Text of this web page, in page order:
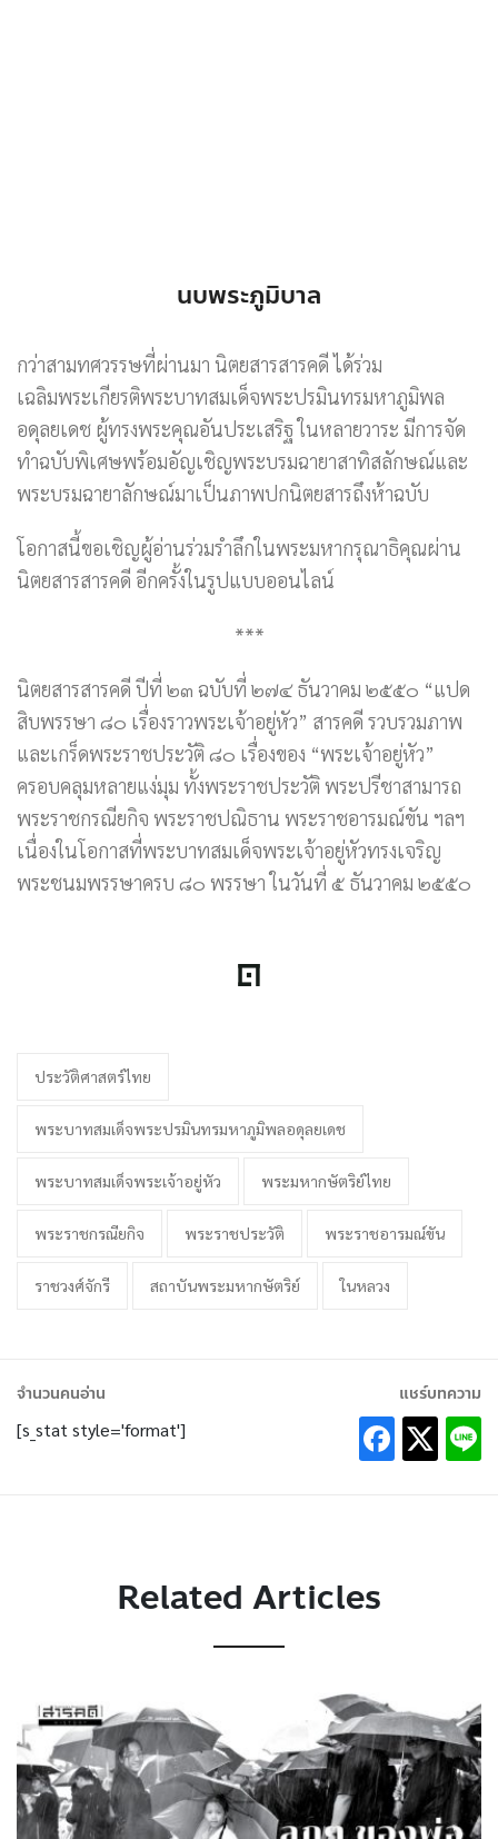
นบพระภูมิบาล
กว่าสามทศวรรษที่ผ่านมา นิตยสารสารคดี ได้ร่วม
เฉลิมพระเกียรติพระบาทสมเด็จพระปรมินทรมหาภูมิพล
อดุลยเดช ผู้ทรงพระคุณอันประเสริฐ ในหลายวาระ มีการจัด
ทำฉบับพิเศษพร้อมอัญเชิญพระบรมฉายาสาทิสลักษณ์และ
พระบรมฉายาลักษณ์มาเป็นภาพปกนิตยสารถึงห้าฉบับ
โอกาสนี้ขอเชิญผู้อ่านร่วมรำลึกในพระมหากรุณาธิคุณผ่าน
นิตยสารสารคดี อีกครั้งในรูปแบบออนไลน์
***
นิตยสารสารคดี ปีที่ ๒๓ ฉบับที่ ๒๗๔ ธันวาคม ๒๕๕๐ “แปด
สิบพรรษา ๘๐ เรื่องราวพระเจ้าอยู่หัว” สารคดี รวบรวมภาพ
และเกร็ดพระราชประวัติ ๘๐ เรื่องของ “พระเจ้าอยู่หัว”
ครอบคลุมหลายแง่มุม ทั้งพระราชประวัติ พระปรีชาสามารถ
พระราชกรณียกิจ พระราชปณิธาน พระราชอารมณ์ขัน ฯลฯ
เนื่องในโอกาสที่พระบาทสมเด็จพระเจ้าอยู่หัวทรงเจริญ
พระชนมพรรษาครบ ๘๐ พรรษา ในวันที่ ๕ ธันวาคม ๒๕๕๐
ประวัติศาสตร์ไทย
พระบาทสมเด็จพระปรมินทรมหาภูมิพลอดุลยเดช
พระบาทสมเด็จพระเจ้าอยู่หัว พระมหากษัตริย์ไทย
พระราชกรณียกิจ พระราชประวัติ พระราชอารมณ์ขัน
ราชวงศ์จักรี สถาบันพระมหากษัตริย์ ในหลวง
จำนวนคนอ่าน
[s_stat style='format']
แชร์บทความ
Related Articles